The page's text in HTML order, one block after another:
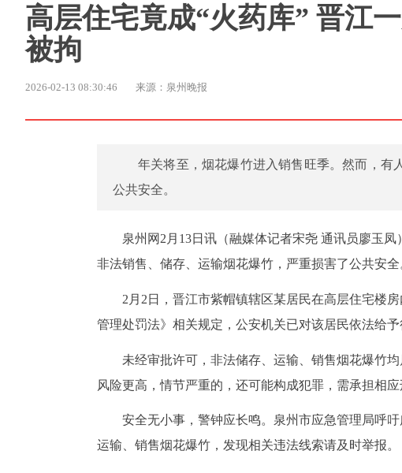
高层住宅竟成“火药库” 晋江
被拘
2026-02-13 08:30:46 来源：泉州晚报
年关将至，烟花爆竹进入销售旺季。然而，有
公共安全。
泉州网2月13日讯（融媒体记者宋尧 通讯员廖玉
非法销售、储存、运输烟花爆竹，严重损害了公共安全
2月2日，晋江市紫帽镇辖区某居民在高层住宅楼
管理处罚法》相关规定，公安机关已对该居民依法给予
未经审批许可，非法储存、运输、销售烟花爆竹
风险更高，情节严重的，还可能构成犯罪，需承担相应
安全无小事，警钟应长鸣。泉州市应急管理局呼
运输、销售烟花爆竹，发现相关违法线索请及时举报。